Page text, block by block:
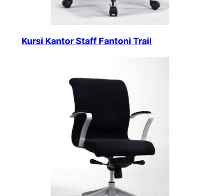
Kursi Kantor Staff Fantoni Trail